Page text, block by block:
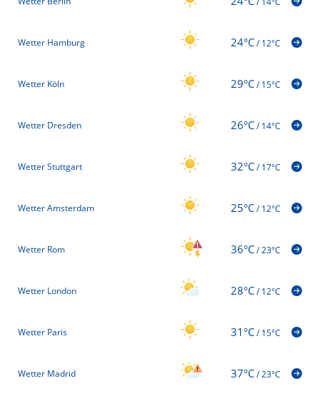
Wetter Hamburg 24°C/12°C
Wetter Köln 29°C/15°C
Wetter Dresden 26°C/14°C
Wetter Stuttgart 32°C/17°C
Wetter Amsterdam 25°C/12°C
Wetter Rom 36°C/23°C
Wetter London 28°C/12°C
Wetter Paris 31°C/15°C
Wetter Madrid 37°C/23°C